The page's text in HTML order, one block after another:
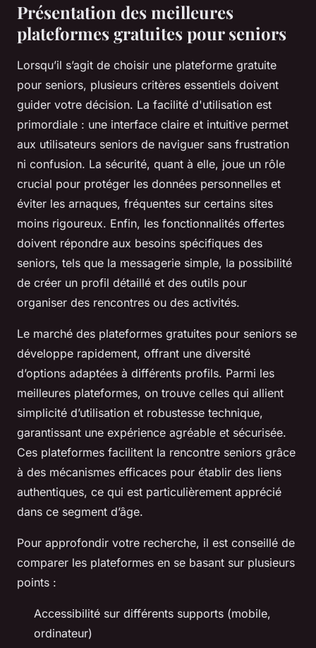
Présentation des meilleures
plateformes gratuites pour seniors
Lorsqu’il s’agit de choisir une plateforme gratuite
pour seniors, plusieurs critères essentiels doivent
guider votre décision. La facilité d'utilisation est
primordiale : une interface claire et intuitive permet
aux utilisateurs seniors de naviguer sans frustration
ni confusion. La sécurité, quant à elle, joue un rôle
crucial pour protéger les données personnelles et
éviter les arnaques, fréquentes sur certains sites
moins rigoureux. Enfin, les fonctionnalités offertes
doivent répondre aux besoins spécifiques des
seniors, tels que la messagerie simple, la possibilité
de créer un profil détaillé et des outils pour
organiser des rencontres ou des activités.
Le marché des plateformes gratuites pour seniors se
développe rapidement, offrant une diversité
d’options adaptées à différents profils. Parmi les
meilleures plateformes, on trouve celles qui allient
simplicité d’utilisation et robustesse technique,
garantissant une expérience agréable et sécurisée.
Ces plateformes facilitent la rencontre seniors grâce
à des mécanismes efficaces pour établir des liens
authentiques, ce qui est particulièrement apprécié
dans ce segment d’âge.
Pour approfondir votre recherche, il est conseillé de
comparer les plateformes en se basant sur plusieurs
points :
Accessibilité sur différents supports (mobile,
ordinateur)